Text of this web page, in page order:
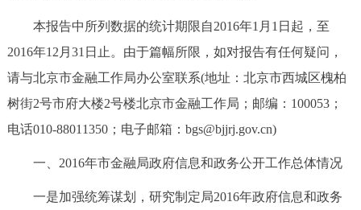
便民服务 利企服务 投资项目
中介服务 阳光政务
本报告中所列数据的统计期限自2016年1月1日起，至
2016年12月31日止。由于篇幅所限，如对报告有任何疑问，
请与北京市金融工作局办公室联系(地址：北京市西城区槐柏
树街2号市府大楼2号楼北京市金融工作局；邮编：100053；
电话010-88011350；电子邮箱：bgs@bjjrj.gov.cn)
一、2016年市金融局政府信息和政务公开工作总体情况
一是加强统筹谋划，研究制定局2016年政府信息和政务